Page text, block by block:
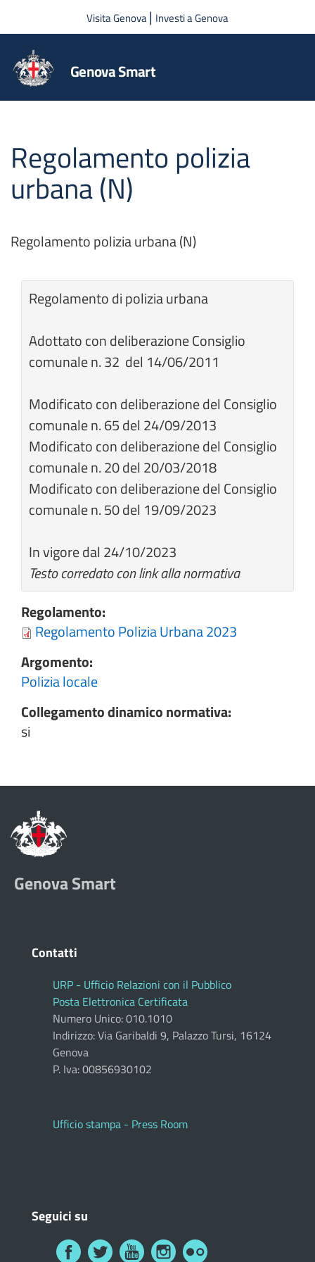
Salta al contenuto principale
Visita Genova| Investi a Genova
Genova Smart
Regolamento polizia
urbana (N)
Regolamento polizia urbana (N)
Regolamento di polizia urbana
Adottato con deliberazione Consiglio
comunale n. 32 del 14/06/2011
Modificato con deliberazione del Consiglio
comunale n. 65 del 24/09/2013
Modificato con deliberazione del Consiglio
comunale n. 20 del 20/03/2018
Modificato con deliberazione del Consiglio
comunale n. 50 del 19/09/2023
In vigore dal 24/10/2023
Testo corredato con link alla normativa
Regolamento:
Regolamento Polizia Urbana 2023
Argomento:
Polizia locale
Collegamento dinamico normativa:
si
Genova Smart
Contatti
URP - Ufficio Relazioni con il Pubblico
Posta Elettronica Certificata
Numero Unico: 010.1010
Indirizzo: Via Garibaldi 9, Palazzo Tursi, 16124
Genova
P. Iva: 00856930102
Ufficio stampa - Press Room
Seguici su